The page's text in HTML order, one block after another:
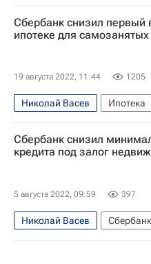
Сбербанк России
Жилье
Загородная недвижимость
Сбербанк снизил первый
ипотеке для самозанятых
19 августа 2022, 11:44 1205
Николай Васев Ипотека
Россия
Сбербанк России
Федеральная налоговая
Сбербанк снизил
кредита под залог
5 августа 2022, 09:59 397
Николай Васев
ДомКлик
Недвижимость